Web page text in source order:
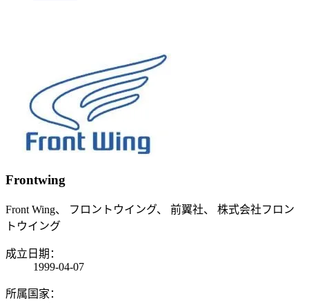
Frontwing
Front Wing、 フロントウイング、 前翼社、 株式会社フロン
トウイング
成立日期：
1999-04-07
所属国家：